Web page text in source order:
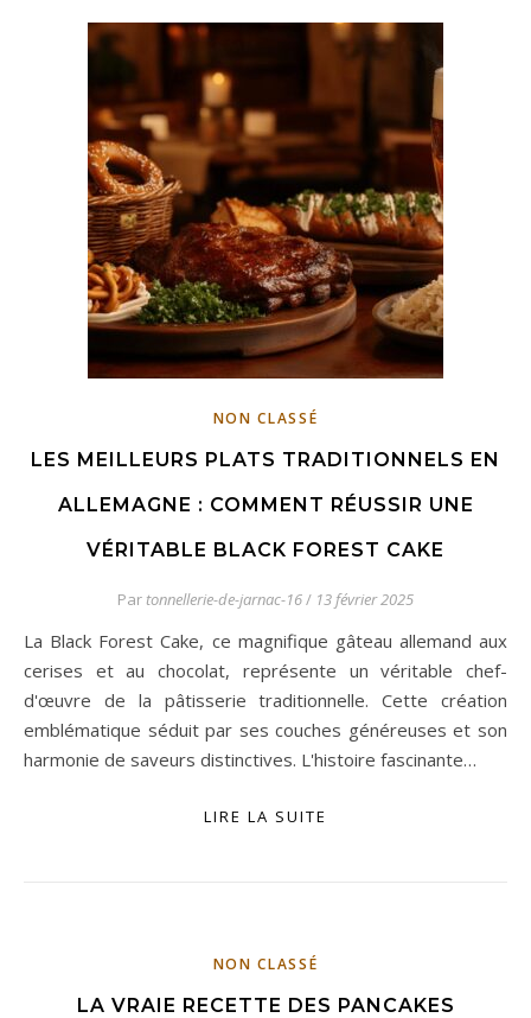
NON CLASSÉ
LES MEILLEURS PLATS TRADITIONNELS EN
ALLEMAGNE : COMMENT RÉUSSIR UNE
VÉRITABLE BLACK FOREST CAKE
Par tonnellerie-de-jarnac-16/ 13 février 2025
La Black Forest Cake, ce magnifique gâteau allemand aux
cerises et au chocolat, représente un véritable chef-
d'œuvre de la pâtisserie traditionnelle. Cette création
emblématique séduit par ses couches généreuses et son
harmonie de saveurs distinctives. L'histoire fascinante…
LIRE LA SUITE
NON CLASSÉ
LA VRAIE RECETTE DES PANCAKES